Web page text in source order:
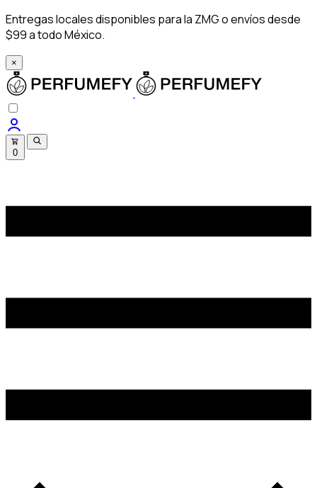
Entregas locales disponibles para la ZMG o envíos desde
$99 a todo México.
×
0